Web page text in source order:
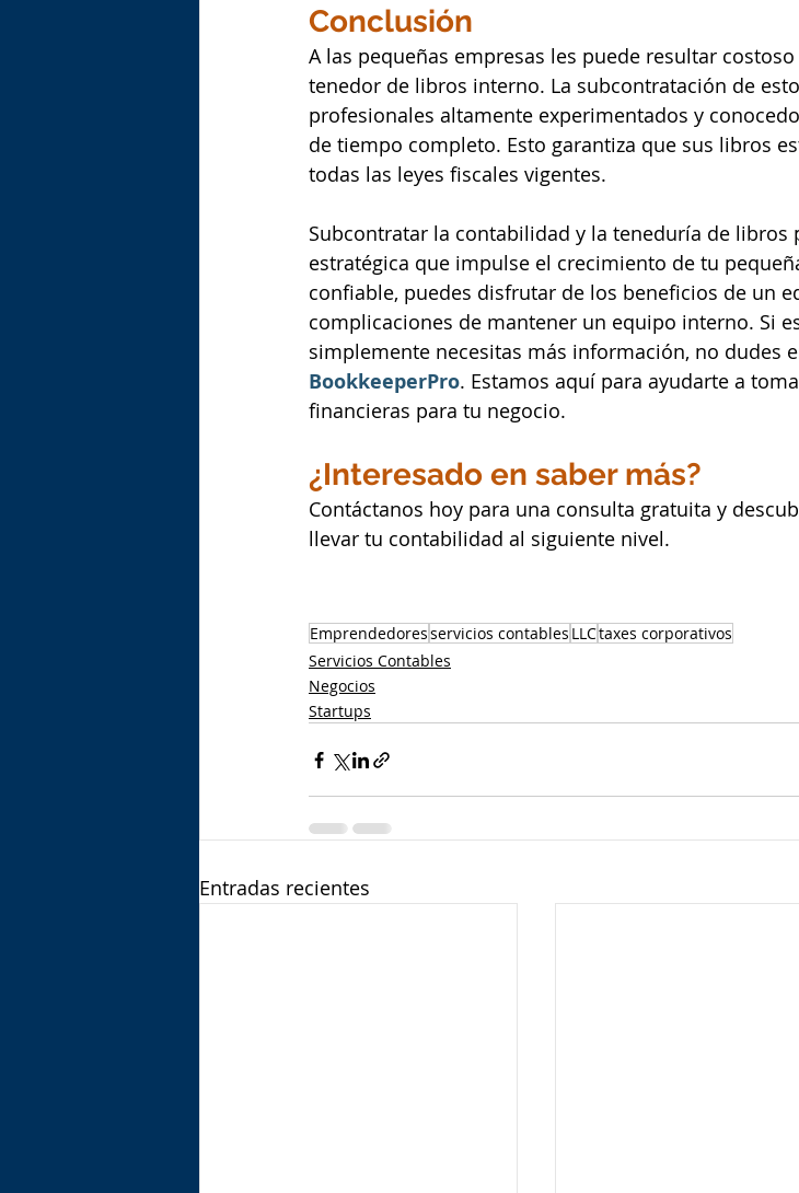
Conclusión
A las pequeñas empresas les puede resultar
tenedor de libros interno. La subcontratación de
profesionales altamente experimentados y
de tiempo completo. Esto garantiza que sus libros
todas las leyes fiscales vigentes.
Subcontratar la contabilidad y la teneduría de libros
estratégica que impulse el crecimiento de tu
confiable, puedes disfrutar de los beneficios de un
complicaciones de mantener un equipo interno. Si
simplemente necesitas más información, no dudes
BookkeeperPro. Estamos aquí para ayudarte a
financieras para tu negocio.
¿Interesado en saber más?
Contáctanos hoy para una consulta gratuita y
llevar tu contabilidad al siguiente nivel.
Emprendedoresservicios contables LLCtaxes corporativos
Servicios Contables
Negocios
Startups
Entradas recientes